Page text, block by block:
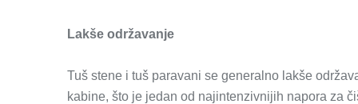
Lakše održavanje
Tuš stene i tuš paravani se generalno lakše
kabine, što je jedan od najintenzivnijih napora za